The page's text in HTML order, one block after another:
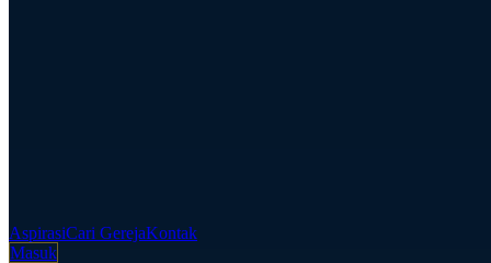
AspirasiCari GerejaKontak
Masuk